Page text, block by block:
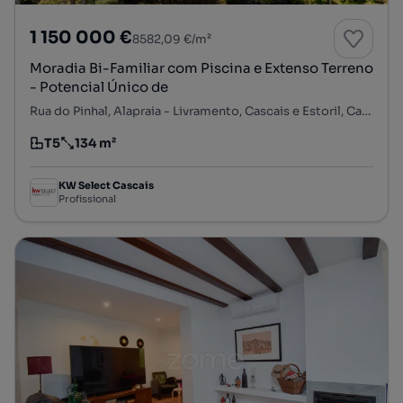
1 150 000 €8582,09 €/m²
Moradia Bi-Familiar com Piscina e Extenso Terreno
- Potencial Único de
Rua do Pinhal, Alapraia - Livramento, Cascais e Estoril, Cascais, Lisboa
Tipologia
T5
Preço por metro quadrado
134 m²
KW Select Cascais
Profissional